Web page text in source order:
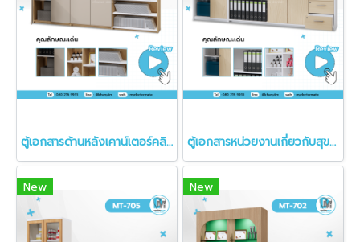
ตู้เอกสารด้านหลังเคาน์เตอร์คลินิก ตู้เอกสารหน่วยงานเกี่ยวกับสุขภาพ
New New